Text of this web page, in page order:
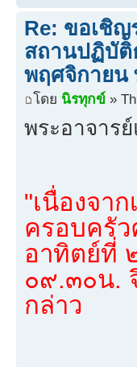
Re: ขอเชิญ
สถานปฏิบัติ
พฤศจิกาย
โดย นิรทุกข์ »
พระอาจาร
"เนื่องจา
ครอบครั
อาทิตย์ที่
๐๙.๓๐น.
กล่าว